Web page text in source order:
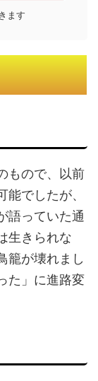
ます
もので、以前
でしたが、
語っていた通
生きられな
籠が壊れまし
た」に進路変